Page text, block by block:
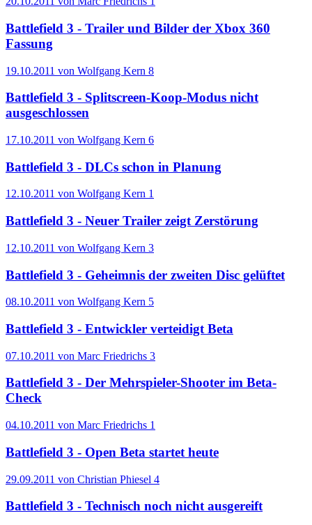
Battlefield 3 - Trailer und Bilder der Xbox 360
Fassung
19.10.2011 von Wolfgang Kern 8
Battlefield 3 - Splitscreen-Koop-Modus nicht
ausgeschlossen
17.10.2011 von Wolfgang Kern 6
Battlefield 3 - DLCs schon in Planung
12.10.2011 von Wolfgang Kern 1
Battlefield 3 - Neuer Trailer zeigt Zerstörung
12.10.2011 von Wolfgang Kern 3
Battlefield 3 - Geheimnis der zweiten Disc gelüftet
08.10.2011 von Wolfgang Kern 5
Battlefield 3 - Entwickler verteidigt Beta
07.10.2011 von Marc Friedrichs 3
Battlefield 3 - Der Mehrspieler-Shooter im Beta-
Check
04.10.2011 von Marc Friedrichs 1
Battlefield 3 - Open Beta startet heute
29.09.2011 von Christian Phiesel 4
Battlefield 3 - Technisch noch nicht ausgereift